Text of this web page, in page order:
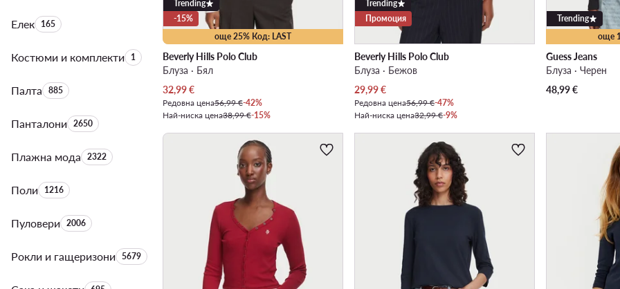
ЕлекБрой на продуктите:
165
Костюми и комплектиБрой на продуктите:
1
ПалтаБрой на продуктите:
885
ПанталониБрой на продуктите:
2650
Плажна модаБрой на продуктите:
2322
ПолиБрой на продуктите:
1216
ПуловериБрой на продуктите:
2006
Рокли и гащеризониБрой на продуктите:
5679
още 25% Код: LAST
Trending
-15%
Beverly Hills Polo Club
Блуза · Бял
Актуална цена
32,99€
Редовна цена56,99 €-42%
Най-ниска цена38,99 €-15%
Trending
Промоция
Beverly Hills Polo Club
Блуза · Бежов
Актуална цена
29,99€
Редовна цена56,99 €-47%
Най-ниска цена32,99 €-9%
още
Trending
Guess Jeans
Блуза · Черен
48,99€